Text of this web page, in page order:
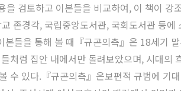
검토하고 이본들을 비교하여, 이 책이 강
존경각, 국립중앙도서관, 국회도서관 등
들을 통해 볼 때『규곤의측』은 18세기
럼 집안 내에서만 돌려보았으며, 시대의
수 있다.『규곤의측』은보편적 규범에 기